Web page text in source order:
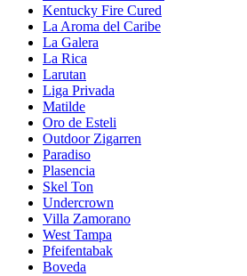
Kentucky Fire Cured
La Aroma del Caribe
La Galera
La Rica
Larutan
Liga Privada
Matilde
Oro de Esteli
Outdoor Zigarren
Paradiso
Plasencia
Skel Ton
Undercrown
Villa Zamorano
West Tampa
Pfeifentabak
Boveda